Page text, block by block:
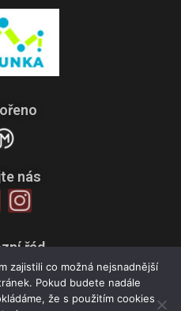
nás
řád
údajů
podmínky
zajistili co možná nejsnadnější
Pokud budete nadále
že s použitím cookies